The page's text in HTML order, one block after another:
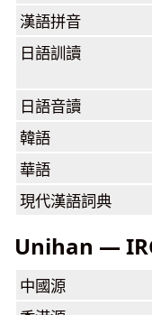
漢語拼音
日語訓讀
日語音讀
韓語
華語
現代漢語詞典
Unihan —
中國源